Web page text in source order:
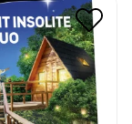
35.00€